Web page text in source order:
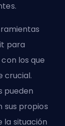
para
los que
crucial.
pueden
sus propios
la situación